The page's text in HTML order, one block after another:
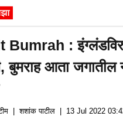
:
बुमराह आता जगातील
| शशांक पाटील | 13 Jul 2022